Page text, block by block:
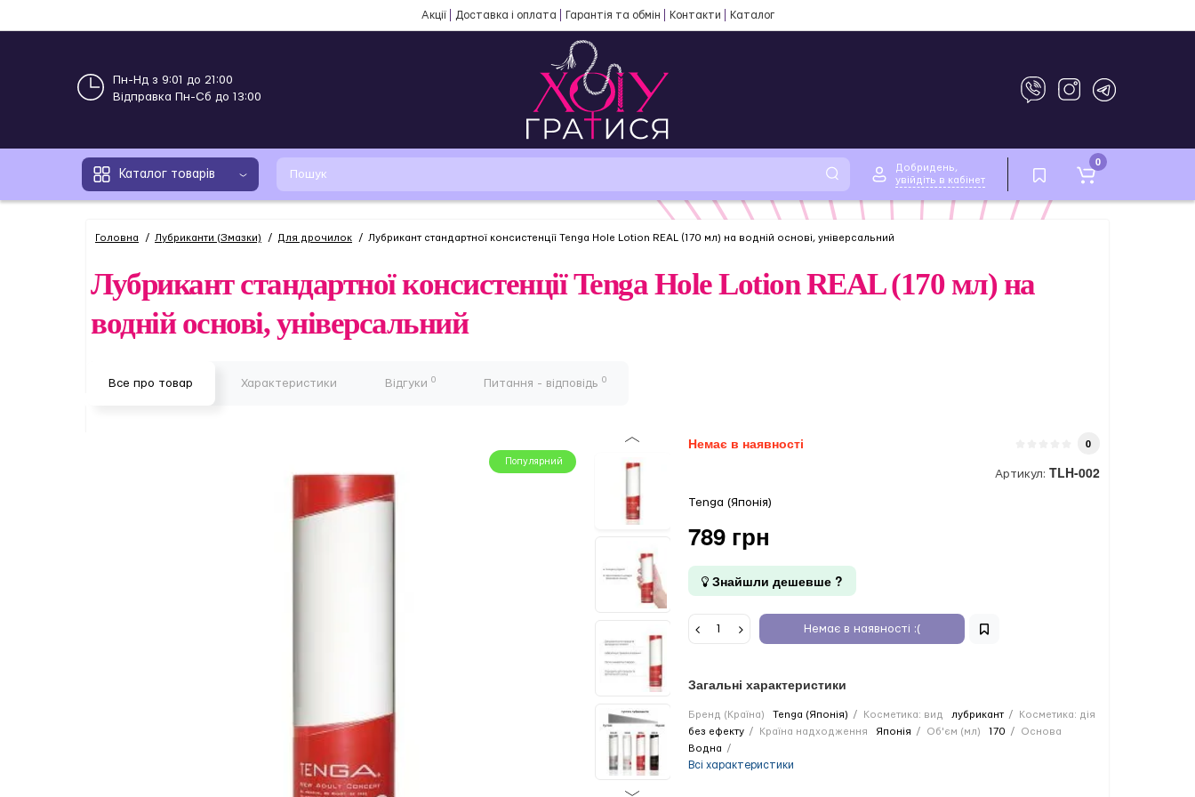
Акції Доставка і оплата Гарантія та обмін Контакти Каталог
Пн-Нд з 9:01 до 21:00
Відправка Пн-Сб до 13:00
Каталог товарів
Добридень,
увійдіть в кабінет
0
Головна Лубриканти (Змазки) Для дрочилок Лубрикант стандартної консистенції Tenga Hole Lotion REAL (170 мл) на водній основі, універсальний
Лубрикант стандартної консистенції Tenga Hole Lotion REAL (170 мл) на
водній основі, універсальний
Все про товар Характеристики Відгуки 0 Питання - відповідь 0
Популярний
Немає в наявності 0
Артикул: TLH-002
Tenga (Японія)
789 грн
Знайшли дешевше ?
Немає в наявності :(
Загальні характеристики
Бренд (Країна) Tenga (Японія) Косметика: вид лубрикант
Косметика: дія
без ефекту
Країна надходження Японія Об'єм (мл) 170
Основа
Водна
Всі характеристики